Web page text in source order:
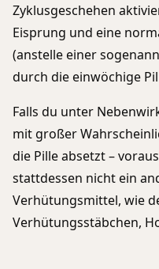
Zyklusgeschehen
Eisprung und eine
(anstelle einer
durch die einwöchige
Falls du unter
mit großer
die Pille absetzt –
stattdessen nicht ein
Verhütungsmittel, wie
Verhütungsstäbchen,